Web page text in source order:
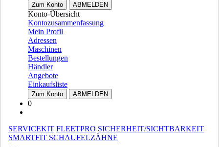
Zum Konto ABMELDEN
Konto-Übersicht
Kontozusammenfassung
Mein Profil
Adressen
Maschinen
Bestellungen
Händler
Angebote
Einkaufsliste
Zum Konto ABMELDEN
0
SERVICEKIT FLEETPRO SICHERHEIT/SICHTBARKEIT
SMARTFIT SCHAUFELZÄHNE
Fpt Fpt
Ism Ism
YanmarYanmar
Isuzu Isuzu
MOTORENALLE ANZEIGEN
SCHWERE AUSRÜSTUNG
Muldenkipper Muldenkipper
Raupenbagger Raupenbagger
Motor-Planierer
Planierraupen Planierraupen
Verdichtung Verdichtung